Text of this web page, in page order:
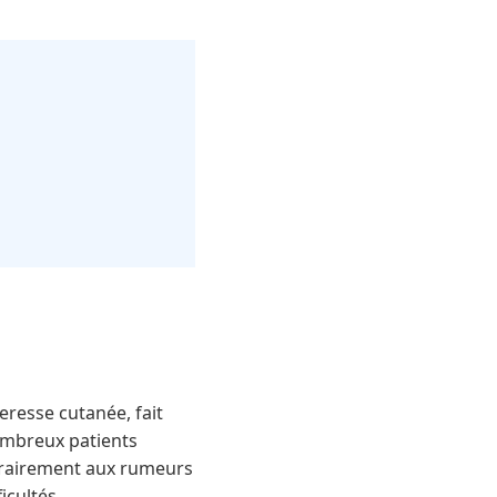
cutanée, fait
patients
aux rumeurs